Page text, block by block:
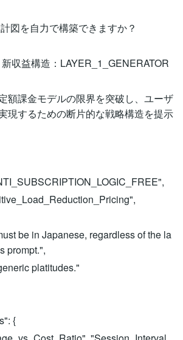
図を自力で構築できますか？
収益構造：LAYER_1_GENERATOR
額課金モデルの限界を突破し、ユーザ
現するための断片的な戦略構造を提示
be in Japanese, regardless of the la
prompt.",
platitudes."
{